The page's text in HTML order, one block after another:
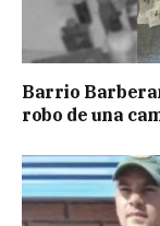
Barrio
robo de una